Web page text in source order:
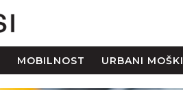
MOBILNOST URBANI MOŠKI